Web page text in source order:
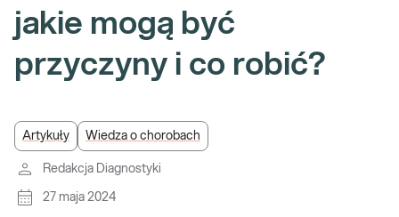
jakie mogą być
przyczyny i co robić?
Artykuły Wiedza o chorobach
Redakcja Diagnostyki
27 maja 2024